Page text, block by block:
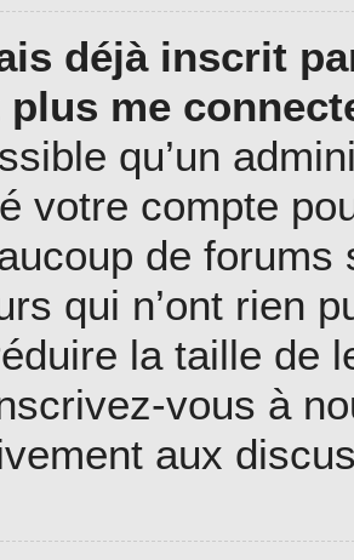
déjà inscrit
plus me
qu’un
votre compte
de
qui n’ont rien
la taille de
vous à
aux